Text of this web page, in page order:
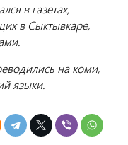
в газетах,
в Сыктывкаре,
на коми,
языки.